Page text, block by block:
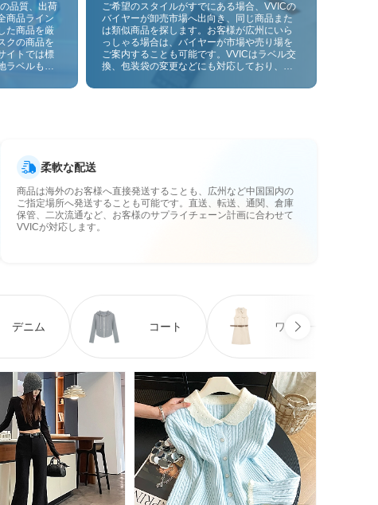
品質、出荷
商品ライン
た商品を厳
クの商品を
イトでは標
ラベルも貼
ご希望のスタイルがすでにある場合、VVICの
バイヤーが卸売市場へ出向き、同じ商品また
は類似商品を探します。お客様が広州にいら
っしゃる場合は、バイヤーが市場や売り場を
ご案内することも可能です。VVICはラベル交
換、包装袋の変更などにも対応しており、今
にも対応予定です。仕入れをお客様のビジネ
柔軟な配送
商品は海外のお客様へ直接発送することも、広州など中国国内の
ご指定場所へ発送することも可能です。直送、転送、通関、倉庫
保管、二次流通など、お客様のサプライチェーン計画に合わせて
VVICが対応します。
デニム コート ワンピース